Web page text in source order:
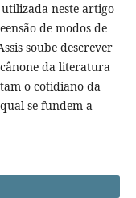
neste artigo
de modos de
soube descrever
da literatura
o cotidiano da
se fundem a